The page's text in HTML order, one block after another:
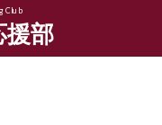
Club
援部